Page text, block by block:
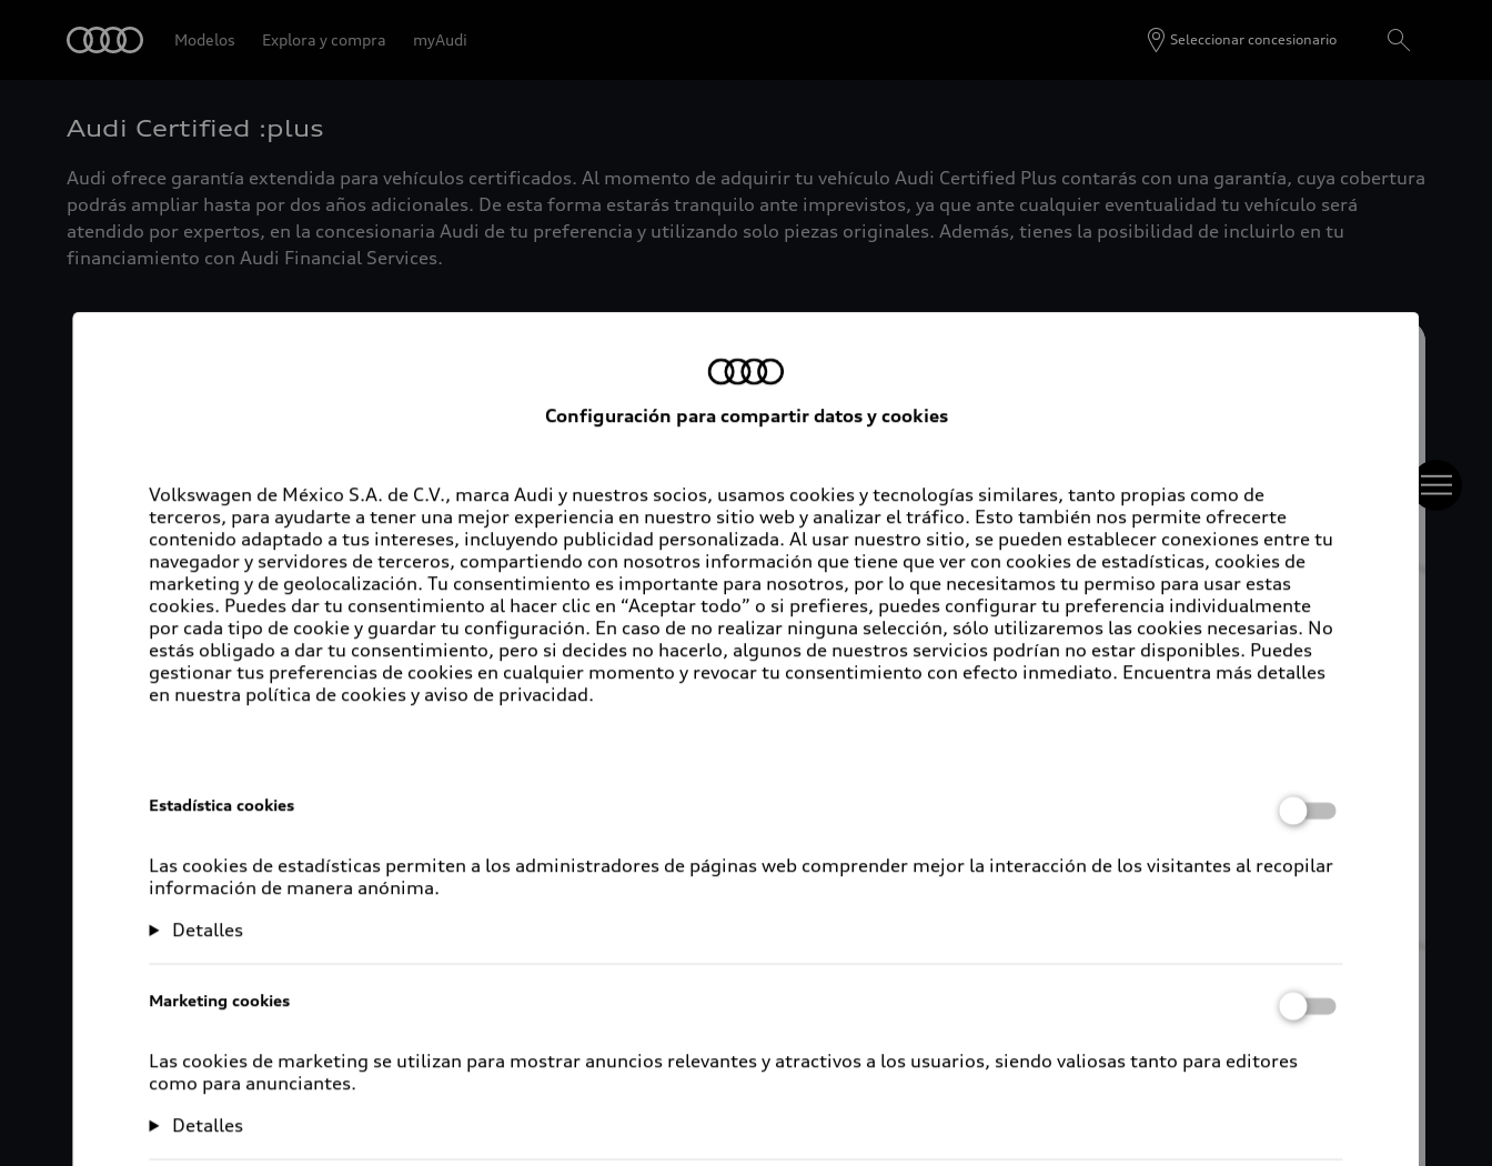
Modelos Explora y compra myAudi Seleccionar concesionario
Audi Certified :plus
Audi ofrece garantía extendida para vehículos certificados. Al momento de adquirir tu vehículo Audi Certified Plus contarás con una garantía, cuya cobertura
podrás ampliar hasta por dos años adicionales. De esta forma estarás tranquilo ante imprevistos, ya que ante cualquier eventualidad tu vehículo será
atendido por expertos, en la concesionaria Audi de tu preferencia y utilizando solo piezas originales. Además, tienes la posibilidad de incluirlo en tu
financiamiento con Audi Financial Services.
Configuración para compartir datos y cookies
Volkswagen de México S.A. de C.V., marca Audi y nuestros socios, usamos cookies y tecnologías similares, tanto propias como de
terceros, para ayudarte a tener una mejor experiencia en nuestro sitio web y analizar el tráfico. Esto también nos permite ofrecerte
contenido adaptado a tus intereses, incluyendo publicidad personalizada. Al usar nuestro sitio, se pueden establecer conexiones entre tu
navegador y servidores de terceros, compartiendo con nosotros información que tiene que ver con cookies de estadísticas, cookies de
marketing y de geolocalización. Tu consentimiento es importante para nosotros, por lo que necesitamos tu permiso para usar estas
cookies. Puedes dar tu consentimiento al hacer clic en “Aceptar todo” o si prefieres, puedes configurar tu preferencia individualmente
por cada tipo de cookie y guardar tu configuración. En caso de no realizar ninguna selección, sólo utilizaremos las cookies necesarias. No
estás obligado a dar tu consentimiento, pero si decides no hacerlo, algunos de nuestros servicios podrían no estar disponibles. Puedes
gestionar tus preferencias de cookies en cualquier momento y revocar tu consentimiento con efecto inmediato. Encuentra más detalles
en nuestra política de cookies y aviso de privacidad.
Estadística cookies
Las cookies de estadísticas permiten a los administradores de páginas web comprender mejor la interacción de los visitantes al recopilar
información de manera anónima.
Detalles
Marketing cookies
Las cookies de marketing se utilizan para mostrar anuncios relevantes y atractivos a los usuarios, siendo valiosas tanto para editores
como para anunciantes.
Detalles